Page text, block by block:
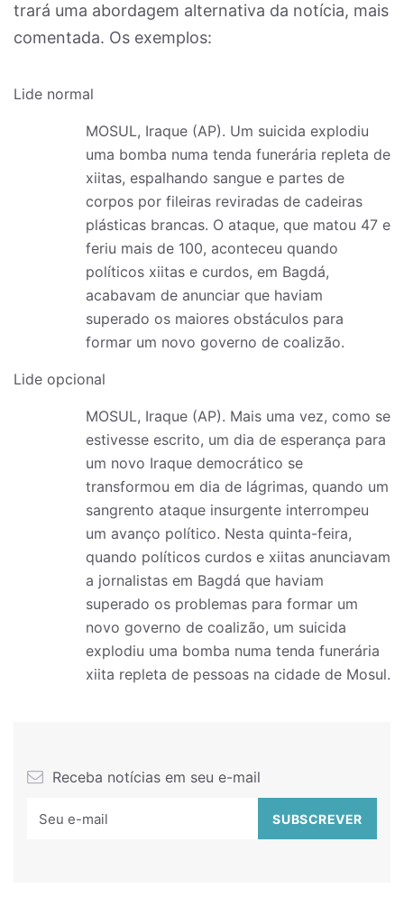
trará uma abordagem alternativa da notícia, mais
comentada. Os exemplos:
Lide normal
MOSUL, Iraque (AP). Um suicida explodiu
uma bomba numa tenda funerária repleta de
xiitas, espalhando sangue e partes de
corpos por fileiras reviradas de cadeiras
plásticas brancas. O ataque, que matou 47 e
feriu mais de 100, aconteceu quando
políticos xiitas e curdos, em Bagdá,
acabavam de anunciar que haviam
superado os maiores obstáculos para
formar um novo governo de coalizão.
Lide opcional
MOSUL, Iraque (AP). Mais uma vez, como se
estivesse escrito, um dia de esperança para
um novo Iraque democrático se
transformou em dia de lágrimas, quando um
sangrento ataque insurgente interrompeu
um avanço político. Nesta quinta-feira,
quando políticos curdos e xiitas anunciavam
a jornalistas em Bagdá que haviam
superado os problemas para formar um
novo governo de coalizão, um suicida
explodiu uma bomba numa tenda funerária
xiita repleta de pessoas na cidade de Mosul.
Receba notícias em seu e-mail